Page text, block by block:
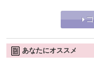
あなたにオススメ